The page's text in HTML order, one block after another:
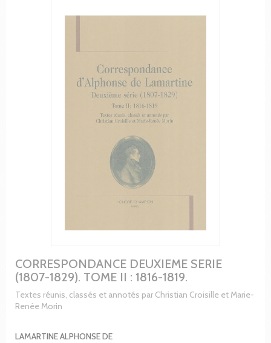
CORRESPONDANCE DEUXIEME SERIE
(1807-1829). TOME II : 1816-1819.
Textes réunis, classés et annotés par Christian Croisille et Marie-
Renée Morin
LAMARTINE ALPHONSE DE